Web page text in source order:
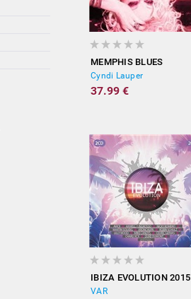
MEMPHIS BLUES
Cyndi Lauper
37.99 €
IBIZA EVOLUTION 2015
VAR